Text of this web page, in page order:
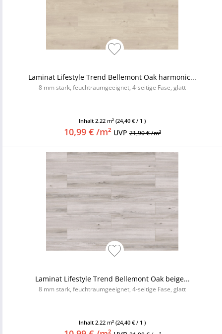
Laminat Lifestyle Trend Bellemont Oak harmonic...
8 mm stark, feuchtraumgeeignet, 4-seitige Fase, glatt
Inhalt 2.22 m² (24,40 € / 1 )
10,99 € /m² UVP21,90 € /m²
Laminat Lifestyle Trend Bellemont Oak beige...
8 mm stark, feuchtraumgeeignet, 4-seitige Fase, glatt
Inhalt 2.22 m² (24,40 € / 1 )